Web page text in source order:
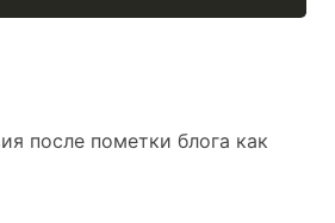
после пометки блога как